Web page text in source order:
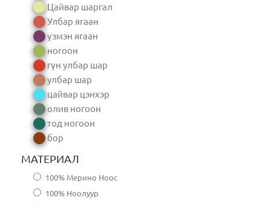
Цайвар шаргал
Улбар ягаан
үзмэн ягаан
ногоон
гүн улбар шар
улбар шар
цайвар цэнхэр
олив ногоон
тод ногоон
бор
МАТЕРИАЛ
100% Мерино Ноос
100% Ноолуур